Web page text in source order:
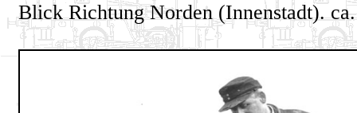
Blick Richtung Norden (Innenstadt).